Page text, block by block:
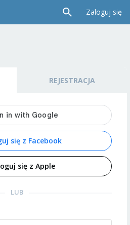
Zaloguj się
REJESTRACJA
się z Facebook
się z Apple
LUB